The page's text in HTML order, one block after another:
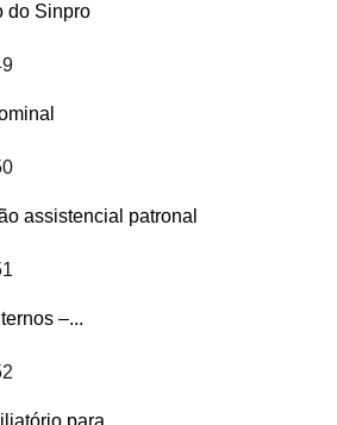
do Sinpro
assistencial patronal
–...